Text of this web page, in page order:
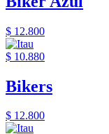
$ 12.800
$ 10.880
Bikers
$ 12.800